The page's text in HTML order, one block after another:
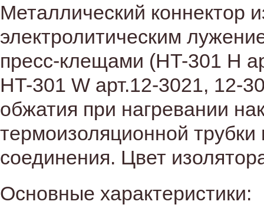
Металлический коннектор
электролитическим
пресс-клещами (HT-301 H
HT-301 W арт.12-3021, 12-
обжатия при нагревании
термоизоляционной трубки
соединения. Цвет
Основные характеристики: